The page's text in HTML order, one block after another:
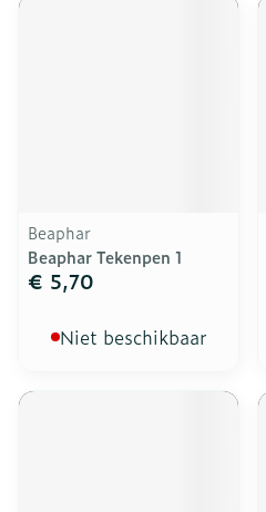
Beaphar
Beaphar Tekenpen 1
€ 5,70
Niet beschikbaar